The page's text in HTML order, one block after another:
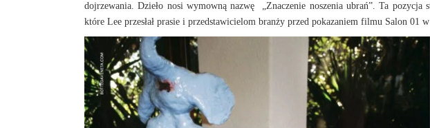
dojrzewania. Dzieło nosi wymowną nazwę „Znaczenie noszenia ubrań”. Ta pozycja
które Lee przesłał prasie i przedstawicielom branży przed pokazaniem filmu Salon 01